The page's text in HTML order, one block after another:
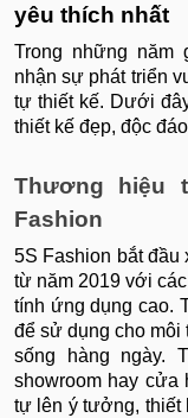
yêu thích nhất
Trong những năm
nhận sự phát triển
tự thiết kế. Dưới
thiết kế đẹp, độc
Thương hiệu
Fashion
5S Fashion bắt đầu
từ năm 2019 với
tính ứng dụng cao.
để sử dụng cho
sống hàng ngày.
showroom hay cửa
tự lên ý tưởng, thiết